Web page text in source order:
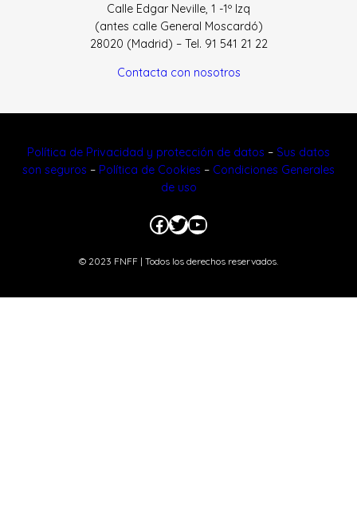
Calle Edgar Neville, 1 -1º Izq
(antes calle General Moscardó)
28020 (Madrid) – Tel. 91 541 21 22
Contacta con nosotros
Política de Privacidad y protección de datos – Sus datos
son seguros – Política de Cookies – Condiciones Generales
de uso
Facebook
Twitter
YouTube
© 2023 FNFF | Todos los derechos reservados.